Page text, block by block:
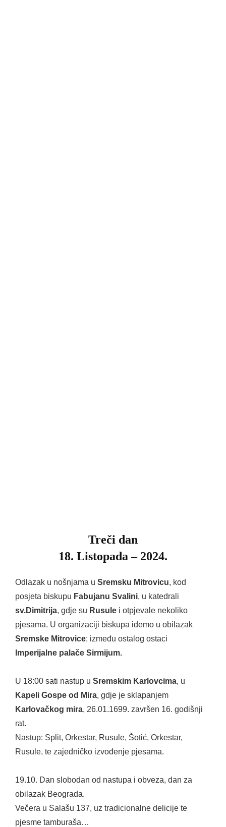
Treči dan
18. Listopada – 2024.
Odlazak u nošnjama u Sremsku Mitrovicu, kod
posjeta biskupu Fabujanu Svalini, u katedrali
sv.Dimitrija, gdje su Rusule i otpjevale nekoliko
pjesama. U organizaciji biskupa idemo u obilazak
Sremske Mitrovice: između ostalog ostaci
Imperijalne palače Sirmijum.
U 18:00 sati nastup u Sremskim Karlovcima, u
Kapeli Gospe od Mira, gdje je sklapanjem
Karlovačkog mira, 26.01.1699. završen 16. godišnji
rat.
Nastup: Split, Orkestar, Rusule, Šotić, Orkestar,
Rusule, te zajedničko izvođenje pjesama.
19.10. Dan slobodan od nastupa i obveza, dan za
obilazak Beograda.
Večera u Salašu 137, uz tradicionalne delicije te
pjesme tamburaša…